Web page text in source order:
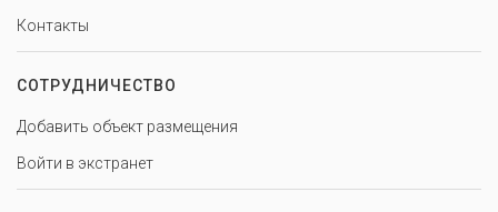
Контакты
СОТРУДНИЧЕСТВО
Добавить объект размещения
Войти в экстранет